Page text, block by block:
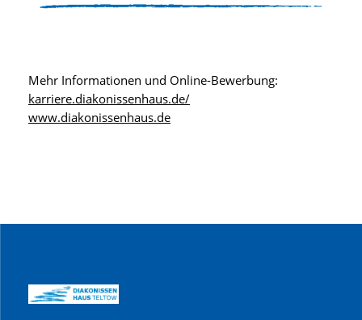
Mehr Informationen und Online-Bewerbung:
karriere.diakonissenhaus.de/
www.diakonissenhaus.de